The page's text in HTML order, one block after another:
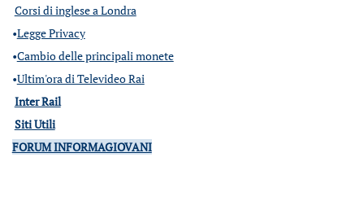
Corsi di inglese a Londra
•Legge Privacy
•Cambio delle principali monete
•Ultim'ora di Televideo Rai
Inter Rail
Siti Utili
FORUM INFORMAGIOVANI